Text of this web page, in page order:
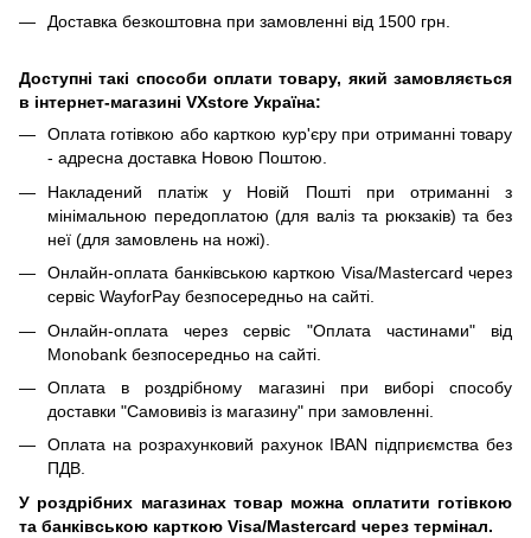
Доставка безкоштовна при замовленні від 1500 грн.
Доступні такі способи оплати товару, який замовляється
в інтернет-магазині VXstore Україна:
Оплата готівкою або карткою кур'єру при отриманні товару
- адресна доставка Новою Поштою.
Накладений платіж у Новій Пошті при отриманні з
мінімальною передоплатою (для валіз та рюкзаків) та без
неї (для замовлень на ножі).
Онлайн-оплата банківською карткою Visa/Mastercard через
сервіс WayforPay безпосередньо на сайті.
Онлайн-оплата через сервіс "Оплата частинами" від
Monobank безпосередньо на сайті.
Оплата в роздрібному магазині при виборі способу
доставки "Самовивіз із магазину" при замовленні.
Оплата на розрахунковий рахунок IBAN підприємства без
ПДВ.
У роздрібних магазинах товар можна оплатити готівкою
та банківською карткою Visa/Mastercard через термінал.